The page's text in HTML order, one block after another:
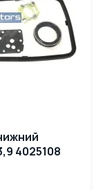
4025108